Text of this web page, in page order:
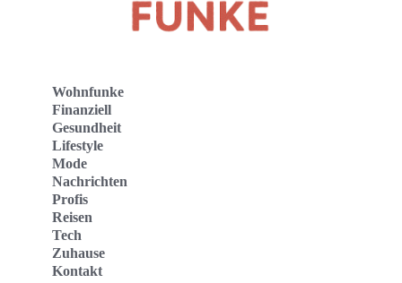
Wohnfunke
Finanziell
Gesundheit
Lifestyle
Mode
Nachrichten
Profis
Reisen
Tech
Zuhause
Kontakt